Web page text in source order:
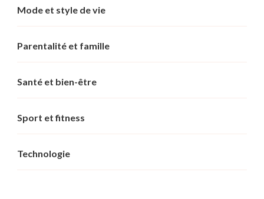
Mode et style de vie
Parentalité et famille
Santé et bien-être
Sport et fitness
Technologie